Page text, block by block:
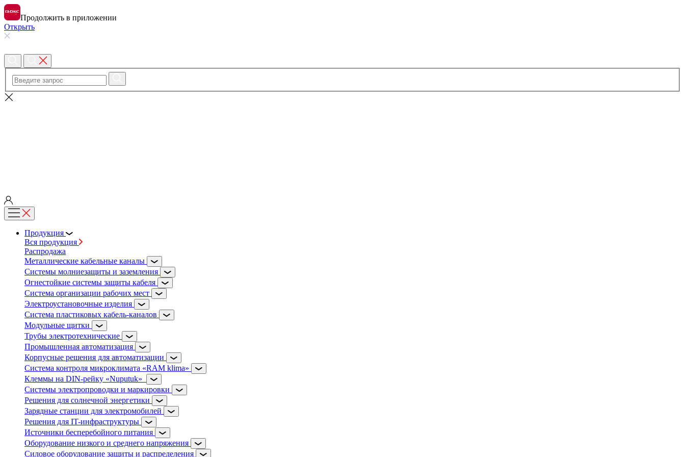
Продолжить в приложении
Открыть
Продукция
Вся продукция
Распродажа
Металлические кабельные каналы
Системы молниезащиты и заземления
Огнестойкие системы защиты кабеля
Система организации рабочих мест
Электроустановочные изделия
Система пластиковых кабель-каналов
Модульные щитки
Трубы электротехнические
Промышленная автоматизация
Корпусные решения для автоматизации
Система контроля микроклимата «RAM klima»
Клеммы на DIN-рейку «Nuputuk»
Системы электропроводки и маркировки
Решения для солнечной энергетики
Зарядные станции для электромобилей
Решения для IT-инфраструктуры
Источники бесперебойного питания
Оборудование низкого и среднего напряжения
Силовое оборудование защиты и распределения